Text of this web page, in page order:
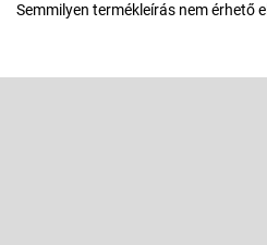
Semmilyen termékleírás nem érhető el